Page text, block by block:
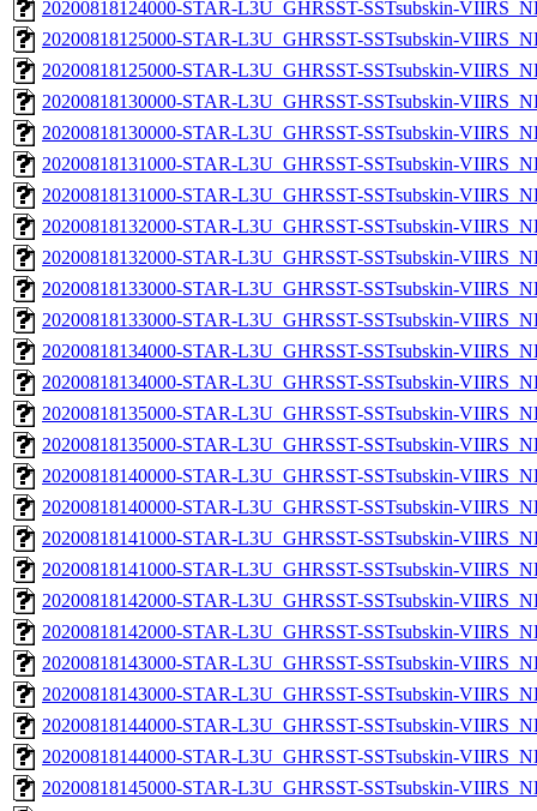
20200818124000-STAR-L3U_GHRSST-SSTsubskin-
20200818125000-STAR-L3U_GHRSST-SSTsubskin-
20200818125000-STAR-L3U_GHRSST-SSTsubskin-
20200818130000-STAR-L3U_GHRSST-SSTsubskin-
20200818130000-STAR-L3U_GHRSST-SSTsubskin-
20200818131000-STAR-L3U_GHRSST-SSTsubskin-
20200818131000-STAR-L3U_GHRSST-SSTsubskin-
20200818132000-STAR-L3U_GHRSST-SSTsubskin-
20200818132000-STAR-L3U_GHRSST-SSTsubskin-
20200818133000-STAR-L3U_GHRSST-SSTsubskin-
20200818133000-STAR-L3U_GHRSST-SSTsubskin-
20200818134000-STAR-L3U_GHRSST-SSTsubskin-
20200818134000-STAR-L3U_GHRSST-SSTsubskin-
20200818135000-STAR-L3U_GHRSST-SSTsubskin-
20200818135000-STAR-L3U_GHRSST-SSTsubskin-
20200818140000-STAR-L3U_GHRSST-SSTsubskin-
20200818140000-STAR-L3U_GHRSST-SSTsubskin-
20200818141000-STAR-L3U_GHRSST-SSTsubskin-
20200818141000-STAR-L3U_GHRSST-SSTsubskin-
20200818142000-STAR-L3U_GHRSST-SSTsubskin-
20200818142000-STAR-L3U_GHRSST-SSTsubskin-
20200818143000-STAR-L3U_GHRSST-SSTsubskin-
20200818143000-STAR-L3U_GHRSST-SSTsubskin-
20200818144000-STAR-L3U_GHRSST-SSTsubskin-
20200818144000-STAR-L3U_GHRSST-SSTsubskin-
20200818145000-STAR-L3U_GHRSST-SSTsubskin-